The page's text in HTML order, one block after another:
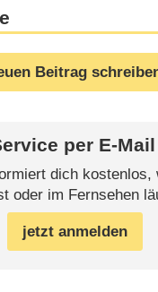
Beitrag
per E-Mail
dich kostenlos,
oder im Fernsehen
jetzt anmelden